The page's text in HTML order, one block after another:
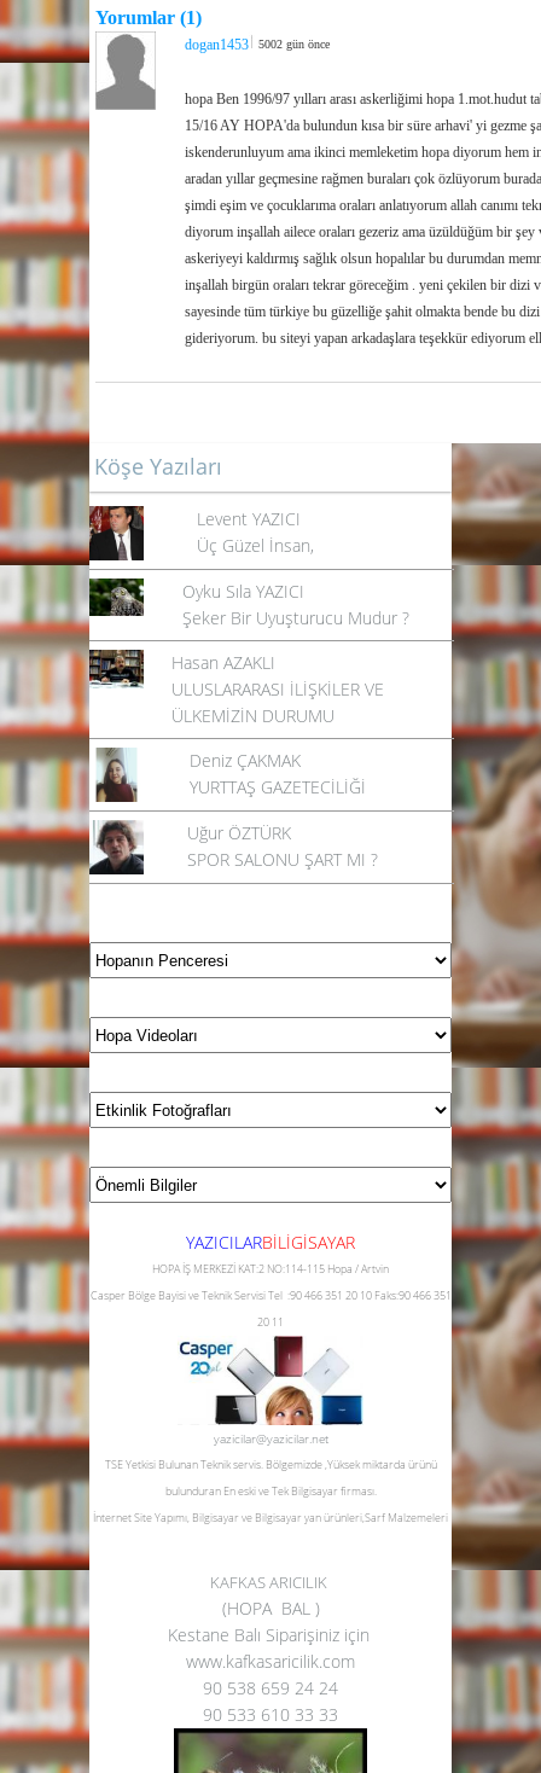
Yorumlar (1)
dogan1453 5002 gün önce
hopa Ben 1996/97 yılları arası askerliğimi hopa
15/16 AY HOPA'da bulundun kısa bir süre arhavi' yi gezme
iskenderunluyum ama ikinci memleketim hopa diyorum hem
aradan yıllar geçmesine rağmen buraları çok özlüyorum
şimdi eşim ve çocuklarıma oraları anlatıyorum allah canımı
diyorum inşallah ailece oraları gezeriz ama üzüldüğüm bir şey
askeriyeyi kaldırmış sağlık olsun hopalılar bu durumdan
inşallah birgün oraları tekrar göreceğim . yeni çekilen bir dizi
sayesinde tüm türkiye bu güzelliğe şahit olmakta bende bu
gideriyorum. bu siteyi yapan arkadaşlara teşekkür ediyorum
Köşe Yazıları
Levent YAZICI
Üç Güzel İnsan,
Oyku Sıla YAZICI
Şeker Bir Uyuşturucu Mudur ?
Hasan AZAKLI
ULUSLARARASI İLİŞKİLER VE
ÜLKEMİZİN DURUMU
Deniz ÇAKMAK
YURTTAŞ GAZETECİLİĞİ
Uğur ÖZTÜRK
SPOR SALONU ŞART MI ?
YAZICILARBİLİGİSAYAR
HOPA İŞ MERKEZİ KAT:2 NO:114-115 Hopa / Artvin
Casper Bölge Bayisi ve Teknik ServisiTel :90 466 351 20 10 Faks:90 466 351
20 11
yazicilar@yazicilar.net
TSE Yetkisi Bulunan Teknik servis. Bölgemizde ,Yüksek miktarda ürünü
bulunduran En eski ve Tek Bilgisayar firması.
İnternet Site Yapımı, Bilgisayar ve Bilgisayar yan ürünleri,Sarf Malzemeleri
KAFKAS ARICILIK
(HOPA BAL )
Kestane Balı Siparişiniz için
www.kafkasaricilik.com
90 538 659 24 24
90 533 610 33 33